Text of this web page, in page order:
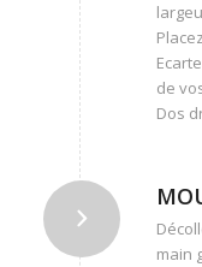
de
Dos
main